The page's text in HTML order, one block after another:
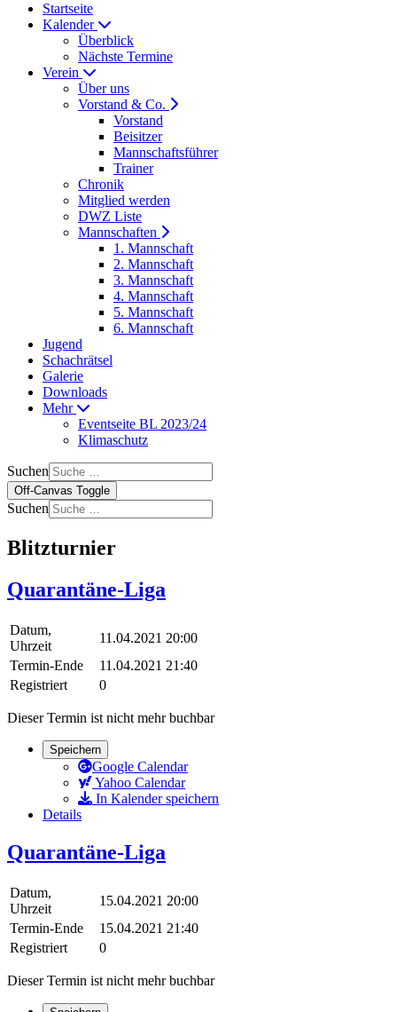
Startseite
Kalender
Überblick
Nächste Termine
Verein
Über uns
Vorstand & Co.
Vorstand
Beisitzer
Mannschaftsführer
Trainer
Chronik
Mitglied werden
DWZ Liste
Mannschaften
1. Mannschaft
2. Mannschaft
3. Mannschaft
4. Mannschaft
5. Mannschaft
6. Mannschaft
Jugend
Schachrätsel
Galerie
Downloads
Mehr
Eventseite BL 2023/24
Klimaschutz
Suchen
Off-Canvas Toggle
Suchen
Blitzturnier
Quarantäne-Liga
Datum,
Uhrzeit
11.04.2021 20:00
Termin-Ende
11.04.2021 21:40
Registriert
0
Dieser Termin ist nicht mehr buchbar
Speichern
Google Calendar
Yahoo Calendar
In Kalender speichern
Details
Quarantäne-Liga
Datum,
Uhrzeit
15.04.2021 20:00
Termin-Ende
15.04.2021 21:40
Registriert
0
Dieser Termin ist nicht mehr buchbar